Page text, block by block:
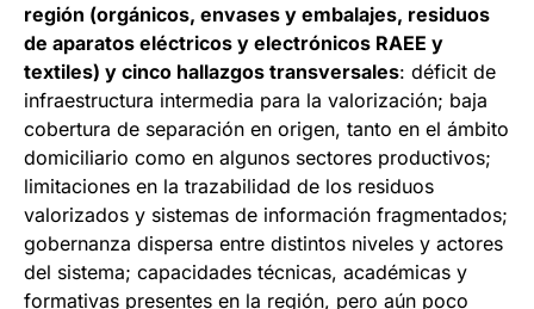
región (orgánicos, envases y embalajes, residuos
de aparatos eléctricos y electrónicos RAEE y
textiles) y cinco hallazgos transversales: déficit de
infraestructura intermedia para la valorización; baja
cobertura de separación en origen, tanto en el ámbito
domiciliario como en algunos sectores productivos;
limitaciones en la trazabilidad de los residuos
valorizados y sistemas de información fragmentados;
gobernanza dispersa entre distintos niveles y actores
del sistema; capacidades técnicas, académicas y
formativas presentes en la región, pero aún poco